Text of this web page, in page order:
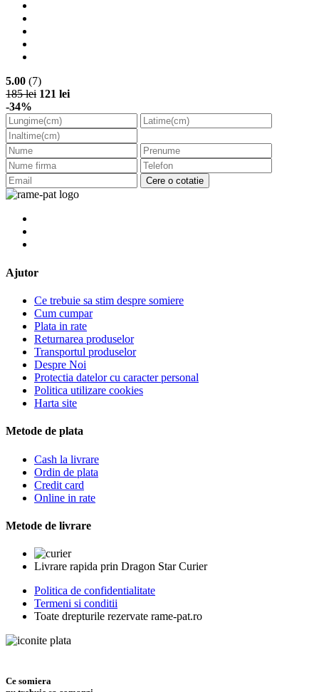
5.00 (7)
185 lei 121 lei
-34%
Cere o cotatie
Ajutor
Ce trebuie sa stim despre somiere
Cum cumpar
Plata in rate
Returnarea produselor
Transportul produselor
Despre Noi
Protectia datelor cu caracter personal
Politica utilizare cookies
Harta site
Metode de plata
Cash la livrare
Ordin de plata
Credit card
Online in rate
Metode de livrare
Livrare rapida prin Dragon Star Curier
Politica de confidentialitate
Termeni si conditii
Toate drepturile rezervate rame-pat.ro
Ce somiera